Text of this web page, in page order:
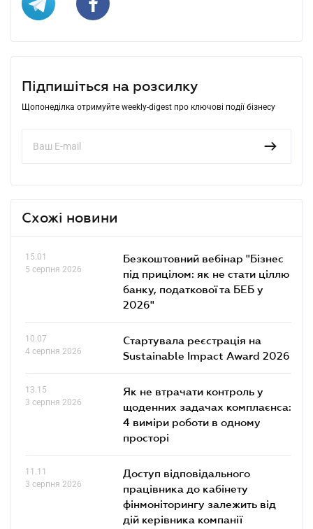
Підпишіться на розсилку
Щопонеділка отримуйте weekly-digest про ключові події бізнесу
Схожі новини
15.01
5 серпня 2026
Безкоштовний вебінар "Бізнес
під прицілом: як не стати ціллю
банку, податкової та БЕБ у
2026"
10.07
4 серпня 2026
Стартувала реєстрація на
Sustainable Impact Award 2026
13.15
3 серпня 2026
Як не втрачати контроль у
щоденних задачах комплаєнса:
4 виміри роботи в одному
просторі
11.11
3 серпня 2026
Доступ відповідального
працівника до кабінету
фінмоніторингу залежить від
дій керівника компанії